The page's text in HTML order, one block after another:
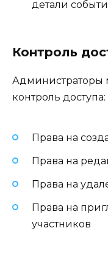
детали
Контроль
Администраторы
контроль доступа:
Права на
Права на
Права на
Права на
участников